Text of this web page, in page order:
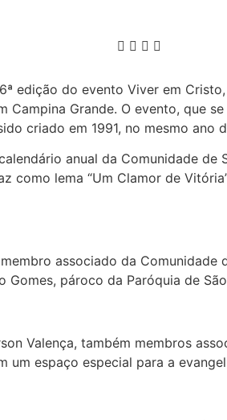
edição do evento Viver em
Campina Grande. O evento, que
criado em 1991, no mesmo ano
anual da Comunidade de
como lema “Um Clamor de
associado da Comunidade
Gomes, pároco da Paróquia de
Valença, também membros
espaço especial para a